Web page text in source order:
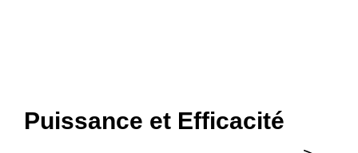
Puissance et Efficacité